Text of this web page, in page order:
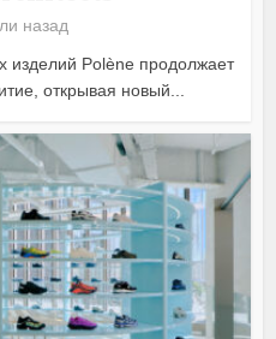
назад
изделий Polène продолжает
открывая новый...